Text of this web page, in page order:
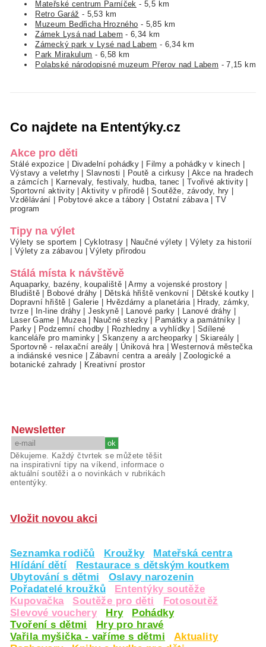
Mateřské centrum Parníček - 5,5 km
Retro Garáž - 5,53 km
Muzeum Bedřicha Hrozného - 5,85 km
Zámek Lysá nad Labem - 6,34 km
Zámecký park v Lysé nad Labem - 6,34 km
Park Mirakulum - 6,58 km
Polabské národopisné muzeum Přerov nad Labem - 7,15 km
Co najdete na Ententýky.cz
Akce pro děti
Stálé expozice Divadelní pohádky Filmy a pohádky v kinech
Výstavy a veletrhy|Slavnosti Poutě a cirkusy
Akce na hradech
a zámcích
Karnevaly, festivaly, hudba, tanec Tvořivé aktivity
Sportovní aktivity|Aktivity v přírodě |Soutěže, závody, hry
Vzdělávání
Pobytové akce a tábory Ostatní zábava |TV
program
Tipy na výlet
Výlety se sportem Cyklotrasy Naučné výlety
Výlety za historií
Výlety za zábavou |Výlety přírodou
Stálá místa k návštěvě
Aquaparky, bazény, koupaliště |Army a vojenské prostory
Bludiště
Bobové dráhy Dětská hřiště venkovní Dětské koutky
Dopravní hřiště
Galerie Hvězdárny a planetária
Hrady, zámky,
tvrze| In-line dráhy |Jeskyně| Lanové parky Lanové dráhy
Laser Game
Muzea| Naučné stezky Památky a památníky
Parky| Podzemní chodby Rozhledny a vyhlídky
Sdílené
kanceláře pro maminky |Skanzeny a archeoparky Skiareály
Sportovně - relaxační areály
Úniková hra |Westernová městečka
a indiánské vesnice |Zábavní centra a areály |Zoologické a
botanické zahrady
Kreativní prostor
Newsletter
Děkujeme. Každý čtvrtek se můžete těšit
na inspirativní tipy na víkend, informace o
aktuální soutěži a o novinkách v rubrikách
ententýky.
Vložit novou akci
Seznamka rodičů Kroužky
Mateřská centra
Hlídání dětí
Restaurace s dětským koutkem
Ubytování s dětmi
Oslavy narozenin
Pořadatelé kroužků
Ententýky soutěže
Kupovačka
Soutěže pro děti
Fotosoutěž
Slevové vouchery
Hry
Pohádky
Tvoření s dětmi
Hry pro hravé
Vařila myšička - vaříme s dětmi
Aktuality